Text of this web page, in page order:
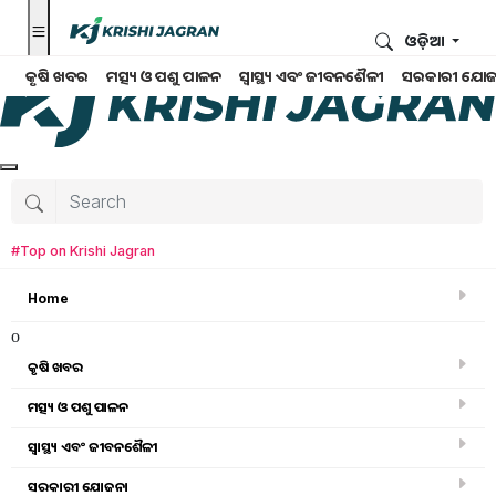
କୃଷି ଖବର ମତ୍ସ୍ୟ ଓ ପଶୁ ପାଳନ ସ୍ୱାସ୍ଥ୍ୟ ଏବଂ ଜୀବନଶୈଳୀ ସରକାରୀ
ଓଡ଼ିଆ
#Top on Krishi Jagran
Home
o
କୃଷି ଖବର
ମତ୍ସ୍ୟ ଓ ପଶୁ ପାଳନ
ସ୍ୱାସ୍ଥ୍ୟ ଏବଂ ଜୀବନଶୈଳୀ
ସରକାରୀ ଯୋଜନା
Search for:
weather update rain